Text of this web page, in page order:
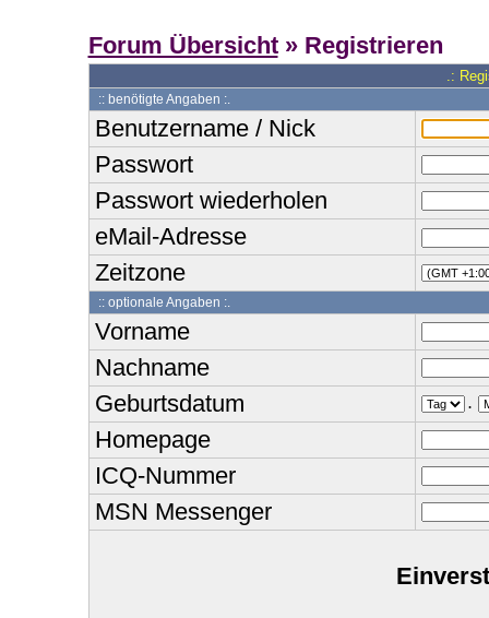
Forum Übersicht» Registrieren
.:
:: benötigte Angaben :.
Benutzername / Nick
Passwort
Passwort wiederholen
eMail-Adresse
Zeitzone
:: optionale Angaben :.
Vorname
Nachname
Geburtsdatum
.
Homepage
ICQ-Nummer
MSN Messenger